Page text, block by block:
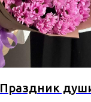
Праздник